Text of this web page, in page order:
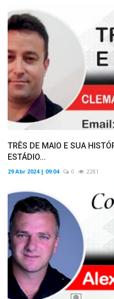
TRÊS DE MAIO E SUA
ESTÁDIO...
29 Abr 2024 | 09:04 0 2281